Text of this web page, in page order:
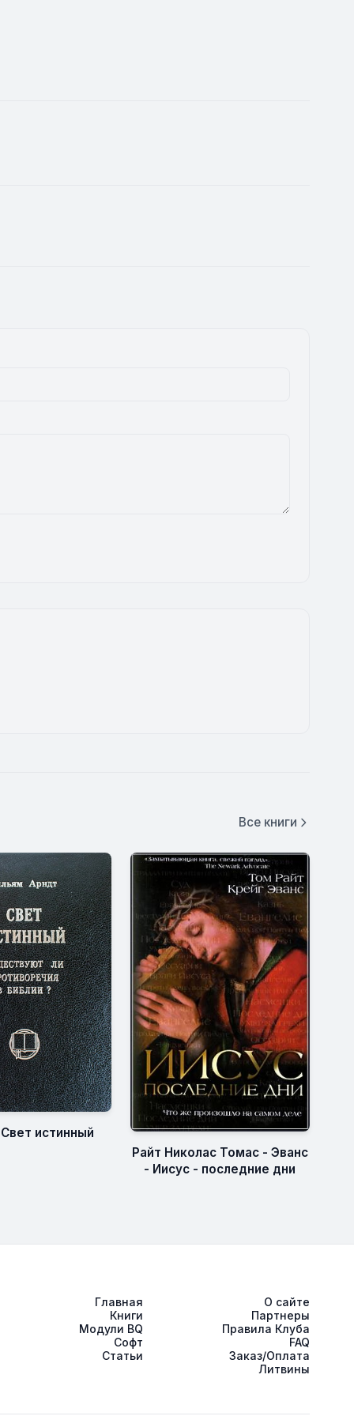
Все книги
истинный
Райт Николас Томас - Эванс
- Иисус - последние дни
Главная
Книги
Модули BQ
Софт
Статьи
О сайте
Партнеры
Правила Клуба
FAQ
Заказ/Оплата
Литвины